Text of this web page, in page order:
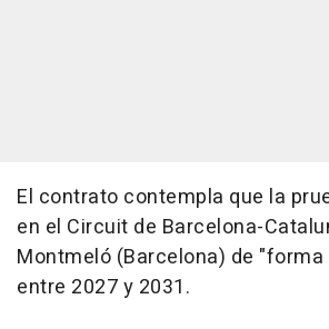
El contrato contempla que la
en el Circuit de Barcelona-
Montmeló (Barcelona) de
entre 2027 y 2031.